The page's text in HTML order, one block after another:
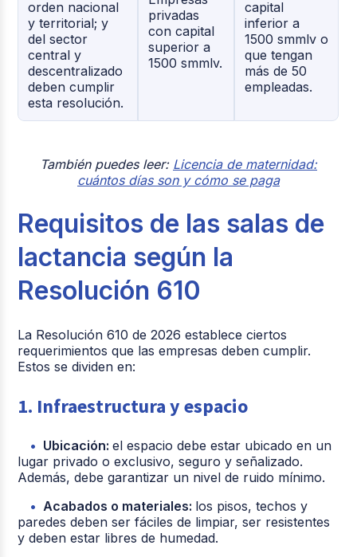
orden nacional
y territorial; y
del sector
central y
descentralizado
deben cumplir
esta resolución.
privadas
con capital
superior a
1500 smmlv.
capital
inferior a
1500 smmlv o
que tengan
más de 50
empleadas.
También puedes leer: Licencia de maternidad:
cuántos días son y cómo se paga
Requisitos de las salas de
lactancia según la
Resolución 610
La Resolución 610 de 2026 establece ciertos
requerimientos que las empresas deben cumplir.
Estos se dividen en:
1. Infraestructura y espacio
Ubicación:el espacio debe estar ubicado en un
lugar privado o exclusivo, seguro y señalizado.
Además, debe garantizar un nivel de ruido mínimo.
Acabados o materiales: los pisos, techos y
paredes deben ser fáciles de limpiar, ser resistentes
y deben estar libres de humedad.